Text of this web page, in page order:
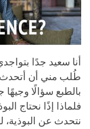
أنا سعيد جدًا
طُلب مني أن أتحدث
بالطبع سؤالًا وجيهًا
فلماذا إذًا نحتاج
نتحدث عن البوذية،